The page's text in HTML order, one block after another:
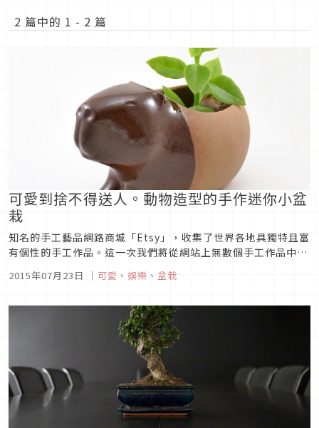
2 篇中的 1 - 2 篇
可愛到捨不得送人。動物造型的手作迷你小盆
栽
知名的手工藝品網路商城「Etsy」，收集了世界各地具獨特且富
有個性的手工作品。這一次我們將從網站上無數個手工作品中，
栽！【逗趣的動物表情】Etsy中的商店「cumbucachic」所販
2015年07月23日 ｜ 可愛 、 娛樂 、 盆栽